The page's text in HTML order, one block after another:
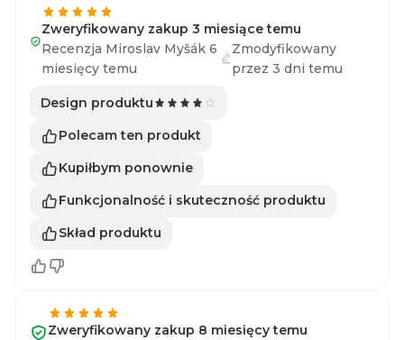
Zweryfikowany zakup 3 miesiące temu
Recenzja Miroslav Myšák 6
miesięcy temu
Zmodyfikowany
przez 3 dni temu
Design produktu
Polecam ten produkt
Kupiłbym ponownie
Funkcjonalność i skuteczność produktu
Skład produktu
Zweryfikowany zakup 8 miesięcy temu